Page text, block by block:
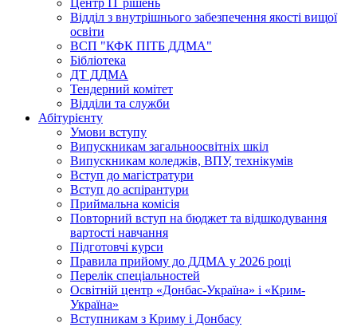
Відділ з внутрішнього забезпечення якості вищої
освіти
ВСП "КФК ПІТБ ДДМА"
Бібліотека
ДТ ДДМА
Тендерний комітет
Відділи та служби
Абітурієнту
Умови вступу
Випускникам загальноосвітніх шкіл
Випускникам коледжів, ВПУ, технікумів
Вступ до магістратури
Вступ до аспірантури
Приймальна комісія
Повторний вступ на бюджет та відшкодування
вартості навчання
Підготовчі курси
Правила прийому до ДДМА у 2026 році
Перелік спеціальностей
Освітній центр «Донбас-Україна» і «Крим-
Україна»
Вступникам з Криму і Донбасу